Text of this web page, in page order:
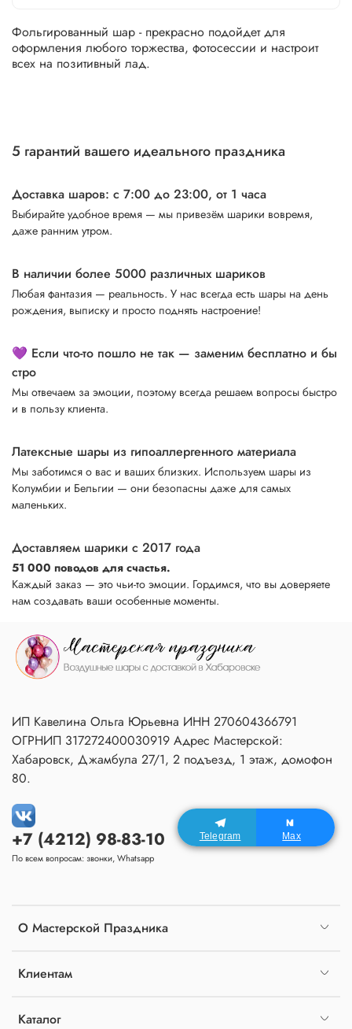
Фольгированный шар - прекрасно подойдет для
оформления любого торжества, фотосессии и настроит
всех на позитивный лад.
5 гарантий вашего идеального праздника
Доставка шаров: с 7:00 до 23:00, от 1 часа
Выбирайте удобное время — мы привезём шарики вовремя,
даже ранним утром.
В наличии более 5000 различных шариков
Любая фантазия — реальность. У нас всегда есть шары на день
рождения, выписку и просто поднять настроение!
💜 Если что-то пошло не так — заменим бесплатно и бы
стро
Мы отвечаем за эмоции, поэтому всегда решаем вопросы быстро
и в пользу клиента.
Латексные шары из гипоаллергенного материала
Мы заботимся о вас и ваших близких. Используем шары из
Колумбии и Бельгии — они безопасны даже для самых
маленьких.
Доставляем шарики с 2017 года
51 000 поводов для счастья.
Каждый заказ — это чьи-то эмоции. Гордимся, что вы доверяете
нам создавать ваши особенные моменты.
О Мастерской Праздника
Клиентам
Каталог
+7 (4212) 98-83-10
По всем вопросам: звонки, Whatsapp
ИП Кавелина Ольга Юрьевна ИНН 270604366791
ОГРНИП 317272400030919 Адрес Мастерской:
Хабаровск, Джамбула 27/1, 2 подъезд, 1 этаж, домофон
80.
Telegram Max